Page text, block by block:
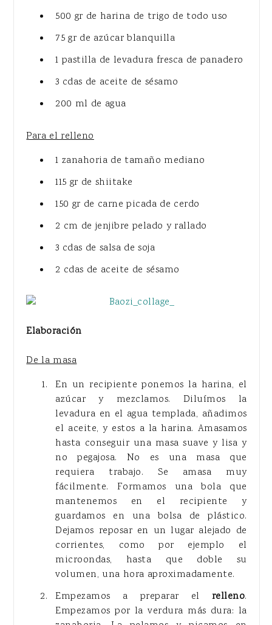
500 gr de harina de trigo de todo uso
75 gr de azúcar blanquilla
1 pastilla de levadura fresca de panadero
3 cdas de aceite de sésamo
200 ml de agua
Para el relleno
1 zanahoria de tamaño mediano
115 gr de shiitake
150 gr de carne picada de cerdo
2 cm de jenjibre pelado y rallado
3 cdas de salsa de soja
2 cdas de aceite de sésamo
Elaboración
De la masa
En un recipiente ponemos la harina, el
azúcar y mezclamos. Diluímos la
levadura en el agua templada, añadimos
el aceite, y estos a la harina. Amasamos
hasta conseguir una masa suave y lisa y
no pegajosa. No es una masa que
requiera trabajo. Se amasa muy
fácilmente. Formamos una bola que
mantenemos en el recipiente y
guardamos en una bolsa de plástico.
Dejamos reposar en un lugar alejado de
corrientes, como por ejemplo el
microondas, hasta que doble su
volumen, una hora aproximadamente.
Empezamos a preparar el relleno.
Empezamos por la verdura más dura: la